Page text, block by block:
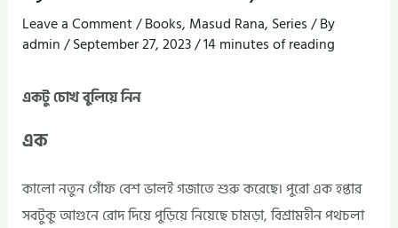
Leave a Comment/Books, Masud Rana, Series/ By
admin/September 27, 2023/14 minutes of reading
একটু চোখ বুলিয়ে নিন
এক
কালো নতুন গোঁফ বেশ ভালই গজাতে শুরু করেছে। পুরো এক হপ্তার
সবটুকু আগুনে রোদ দিয়ে পুড়িয়ে নিয়েছে চামড়া, বিশ্রামহীন পথচলা